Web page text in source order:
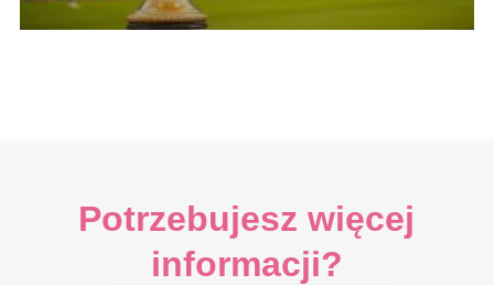
Potrzebujesz więcej
informacji?